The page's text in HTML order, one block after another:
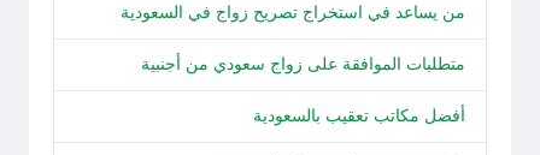
من يساعد في استخراج تصريح زواج في السعودية
متطلبات الموافقة على زواج سعودي من أجنبية
أفضل مكاتب تعقيب بالسعودية